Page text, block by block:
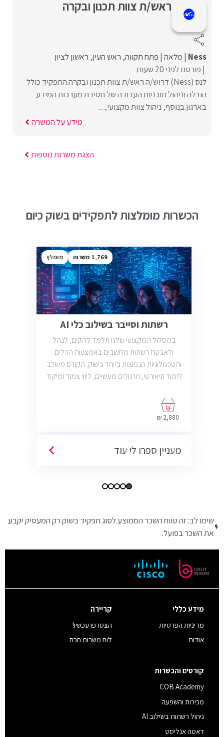
ראש/ת צוות תכנון ובקרה
Ness מלאה פתח תקווה ראש העין ראשון לציון
פורסם לפני 20 שעות
לנס (Ness) דרוש/ה ראש/ת צוות תכנון ובקרה.התפקיד כולל
הובלה וניהול תוכניות העבודה של חטיבת מערכות המידע
בארגון.בנוסף, ניהול צוות מקצועי, ...
מידע על המשרה
הצגת משרות נוספות
הכשרות מומלצות לתפקידים בשוק כיום
1,769 מומלץ
רשתות וסייבר בשילוב כלי AI
במסלול המקצועי שלנו תלמד להקים, לנהל
ולאבטח רשתות מחשבים באמצעות הכלים
והטכנולוגיות הנפוצות ביותר בשוק. הקורס משלב
לימוד תיאורטי, תרגולים מעשיים, ליווי צמוד ומיקוד
2,880 ₪
מעניין ספרו לי עוד
שימו לב: זה טווח השכר הממוצע לסוג תפקיד בשוק רק המעסיק יקבע
את השכר בפועל.
מידע כללי
מדיניות הפרטיות
אודות
קריירה
הצטרפו עכשיו!
לוח משרות חכם
קורסים והכשרות
COB Academy
מכירות והשפעה
ניהול רשתות בשילוב AI
דאטה אנליסט